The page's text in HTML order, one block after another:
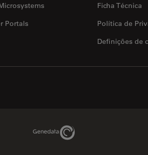
Portals
Ficha Técnica
Política de
Definições de
Genedata Link